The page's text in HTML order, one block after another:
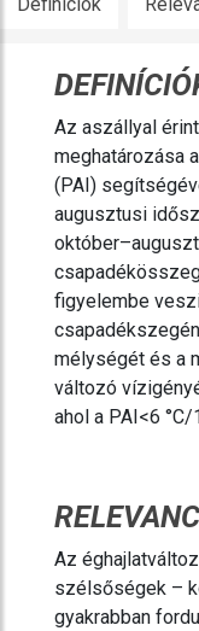
Definíciók
Az aszállyal
meghatározása
(PAI)
augusztusi
figyelembe
mélységét és a
változó
ahol a PAI<6
Az
szélsőségek –
gyakrabban